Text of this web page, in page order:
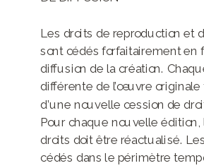
Les droits de reproduction et
sont cédés forfaitairement en
diffusion de la création.
différente de l’œuvre originale
d’une nouvelle cession de
Pour chaque nouvelle édition,
droits doit être réactualisé.
cédés dans le périmètre